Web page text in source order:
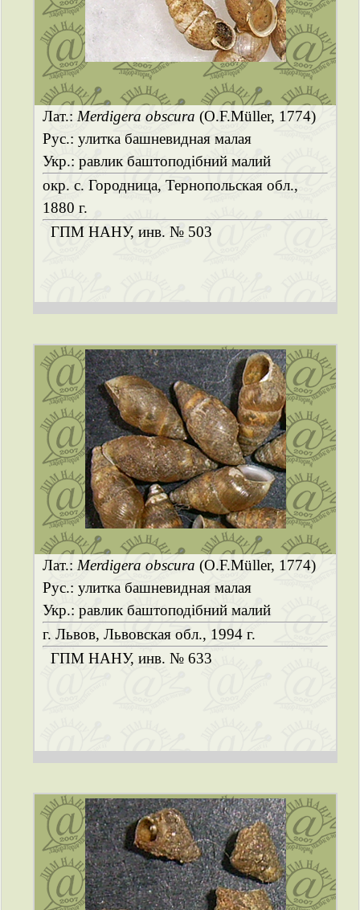
Лат.: Merdigera obscura (O.F.Müller, 1774)
Рус.: улитка башневидная малая
Укр.: равлик баштоподібний малий
окр. с. Городница, Тернопольская обл.,
1880 г.
ГПМ НАНУ, инв. № 503
Лат.: Merdigera obscura (O.F.Müller, 1774)
Рус.: улитка башневидная малая
Укр.: равлик баштоподібний малий
г. Львов, Львовская обл., 1994 г.
ГПМ НАНУ, инв. № 633